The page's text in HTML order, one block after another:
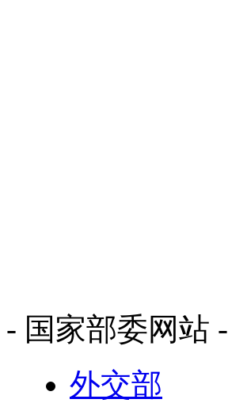
- 国家部委网站 -
外交部